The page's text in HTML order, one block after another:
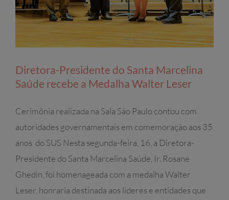
Diretora-Presidente do Santa Marcelina
Saúde recebe a Medalha Walter Leser
Cerimônia realizada na Sala São Paulo contou com
autoridades governamentais em comemoração aos 35
anos do SUS Nesta segunda-feira, 16, a Diretora-
Presidente do Santa Marcelina Saúde, Ir. Rosane
Ghedin, foi homenageada com a medalha Walter
Leser, honraria destinada aos líderes e entidades que